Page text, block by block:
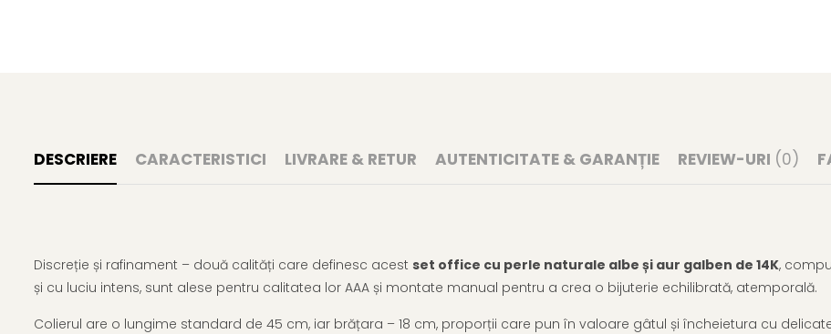
DESCRIERE CARACTERISTICI LIVRARE & RETUR AUTENTICITATE & GARANȚIE REVIEW-URI (0)
Discreție și rafinament – două calități care definesc acest set office cu perle naturale albe și aur galben de 14K,
și cu luciu intens, sunt alese pentru calitatea lor AAA și montate manual pentru a crea o bijuterie echilibrată, atemporală.
Colierul are o lungime standard de 45 cm, iar brățara – 18 cm, proporții care pun în valoare gâtul și încheietura cu